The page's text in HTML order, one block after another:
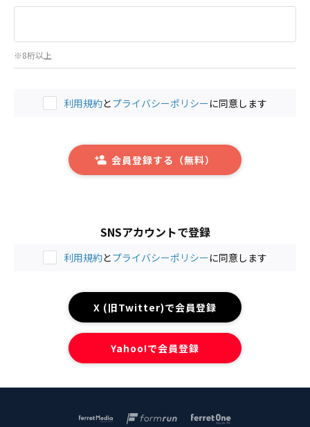
SNSアカウントで登録
利用規約とプライバシーポリシーに同意します
X (旧Twitter)で会員登録
Yahoo!で会員登録
※8桁以上
利用規約とプライバシーポリシーに同意します
会員登録する（無料）